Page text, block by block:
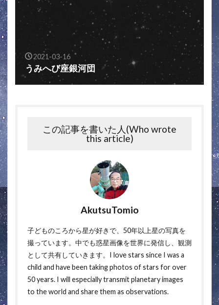
2021-03-16
うみへび座銀河団
この記事を書いた人(Who wrote
this article)
AkutsuTomio
子どものころから星が好きで、50年以上星の写真を
撮っています。中でも惑星画像を世界に発信し、観測
として共有していきます。I love stars since I was a
child and have been taking photos of stars for over
50 years. I will especially transmit planetary images
to the world and share them as observations.